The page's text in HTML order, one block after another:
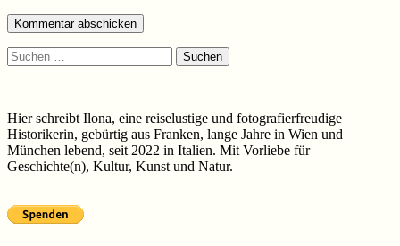
Suchen
nach:
Hier schreibt Ilona, eine reiselustige und fotografierfreudige
Historikerin, gebürtig aus Franken, lange Jahre in Wien und
München lebend, seit 2022 in Italien. Mit Vorliebe für
Geschichte(n), Kultur, Kunst und Natur.